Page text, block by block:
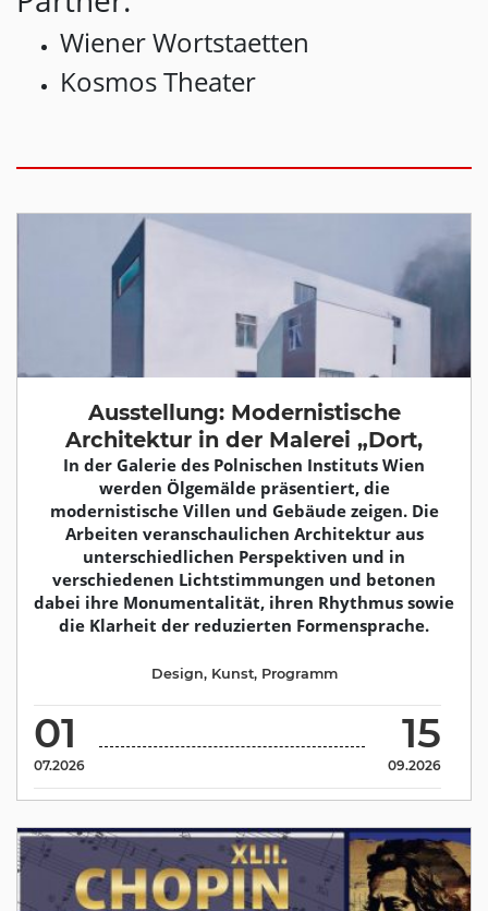
Wiener Wortstaetten
Kosmos Theater
Ausstellung: Modernistische
Architektur in der Malerei „Dort,
In der Galerie des Polnischen Instituts Wien
werden Ölgemälde präsentiert, die
modernistische Villen und Gebäude zeigen. Die
Arbeiten veranschaulichen Architektur aus
unterschiedlichen Perspektiven und in
verschiedenen Lichtstimmungen und betonen
dabei ihre Monumentalität, ihren Rhythmus sowie
die Klarheit der reduzierten Formensprache.
01
07.2026
15
09.2026
Design, Kunst, Programm